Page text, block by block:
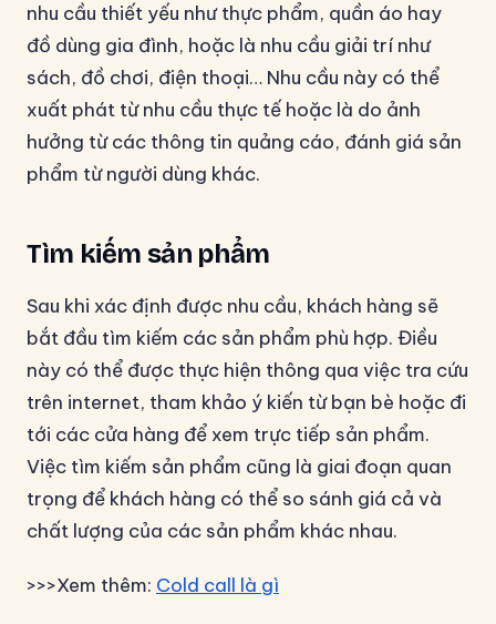
nhu cầu thiết yếu như thực phẩm, quần áo hay
đồ dùng gia đình, hoặc là nhu cầu giải trí như
sách, đồ chơi, điện thoại… Nhu cầu này có thể
xuất phát từ nhu cầu thực tế hoặc là do ảnh
hưởng từ các thông tin quảng cáo, đánh giá sản
phẩm từ người dùng khác.
Tìm kiếm sản phẩm
Sau khi xác định được nhu cầu, khách hàng sẽ
bắt đầu tìm kiếm các sản phẩm phù hợp. Điều
này có thể được thực hiện thông qua việc tra cứu
trên internet, tham khảo ý kiến từ bạn bè hoặc đi
tới các cửa hàng để xem trực tiếp sản phẩm.
Việc tìm kiếm sản phẩm cũng là giai đoạn quan
trọng để khách hàng có thể so sánh giá cả và
chất lượng của các sản phẩm khác nhau.
>>>Xem thêm: Cold call là gì